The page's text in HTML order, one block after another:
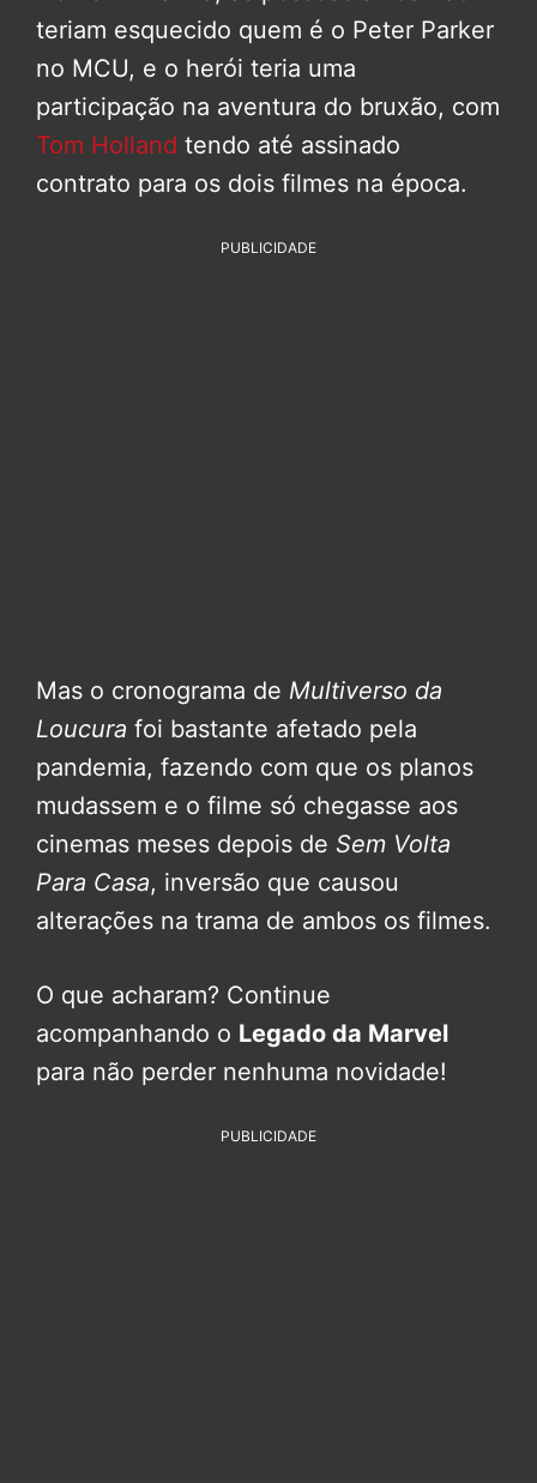
teriam esquecido quem é o Peter Parker
no MCU, e o herói teria uma
participação na aventura do bruxão, com
Tom Holland tendo até assinado
contrato para os dois filmes na época.
PUBLICIDADE
Mas o cronograma de Multiverso da
Loucura foi bastante afetado pela
pandemia, fazendo com que os planos
mudassem e o filme só chegasse aos
cinemas meses depois de Sem Volta
Para Casa, inversão que causou
alterações na trama de ambos os filmes.
O que acharam? Continue
acompanhando o Legado da Marvel
para não perder nenhuma novidade!
PUBLICIDADE